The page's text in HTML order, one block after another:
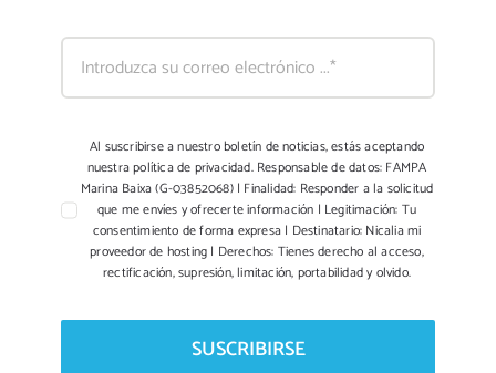
Al suscribirse a nuestro boletín de noticias, estás aceptando
nuestra política de privacidad. Responsable de datos: FAMPA
Marina Baixa (G-03852068) | Finalidad: Responder a la solicitud
que me envíes y ofrecerte información | Legitimación: Tu
consentimiento de forma expresa | Destinatario: Nicalia mi
proveedor de hosting | Derechos: Tienes derecho al acceso,
rectificación, supresión, limitación, portabilidad y olvido.
SUSCRIBIRSE